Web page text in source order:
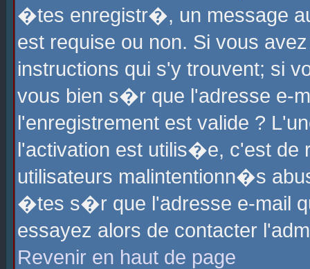
�tes enregistr�, un message
est requise ou non. Si vous
instructions qui s'y trouvent; si
vous bien s�r que l'adresse e-
l'enregistrement est valide ?
l'activation est utilis�e, c'est
utilisateurs malintentionn�s
�tes s�r que l'adresse e-mail
essayez alors de contacter
Revenir en haut de page